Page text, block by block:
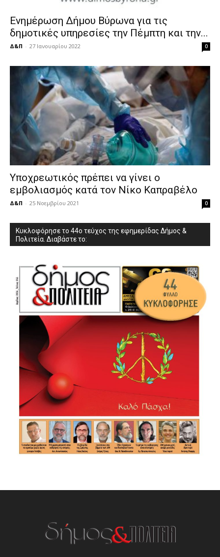
Ενημέρωση Δήμου Βύρωνα για τις
δημοτικές υπηρεσίες την Πέμπτη και την...
Δ&Π - 27 Ιανουαρίου 2022 0
Υποχρεωτικός πρέπει να γίνει ο
εμβολιασμός κατά τον Νίκο Καπραβέλο
Δ&Π - 25 Νοεμβρίου 2021 0
Κυκλοφόρησε το 44ο τεύχος της εφημερίδας Δήμος &
Πολιτεία. Διαβάστε το: